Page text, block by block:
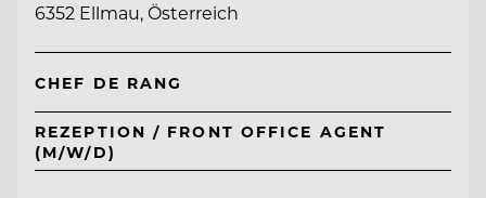
6352 Ellmau, Österreich
CHEF DE RANG
REZEPTION / FRONT OFFICE AGENT
(M/W/D)